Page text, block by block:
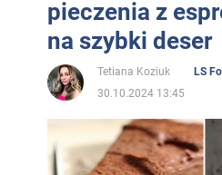
pieczenia z
na szybki deser
Tetiana Koziuk
LS
30.10.2024 13:45